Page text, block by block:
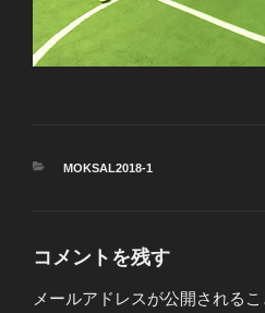
カ
MOKSAL2018-1
コメントを残す
メールアドレスが公開されるこ